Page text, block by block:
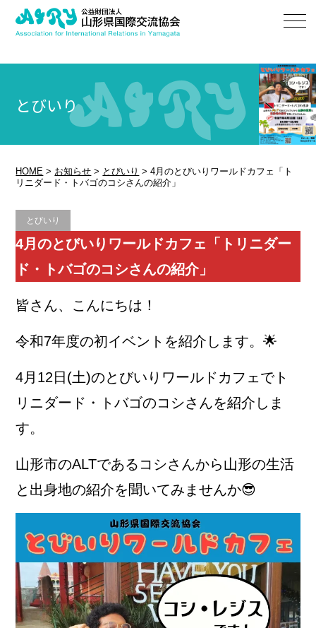
とびいり
HOME > お知らせ > とびいり >4月のとびいりワールドカフェ「ト
リニダード・トバゴのコシさんの紹介」
とびいり
4月のとびいりワールドカフェ「トリニダー
ド・トバゴのコシさんの紹介」
皆さん、こんにちは！
令和7年度の初イベントを紹介します。🌟
4月12日(土)のとびいりワールドカフェでト
リニダード・トバゴのコシさんを紹介しま
す。
山形市のALTであるコシさんから山形の生活
と出身地の紹介を聞いてみませんか😎